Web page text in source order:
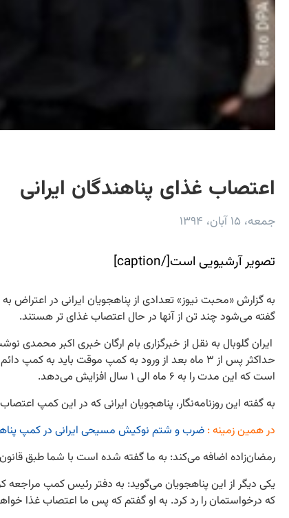
اعتصاب غذای پناهندگان ایرانی
جمعه، ۱۵ آبان، ۱۳۹۴
تصویر آرشیویی است[/caption]
به گزارش «محبت نیوز» تعدادی از پناهجویان ایرانی در
گفته می‌شود چند تن از آنها در حال اعتصاب غذای تر هستند.
ایران گلوبال به نقل از خبرگزاری بام ارگان خبری اکبر محمدی
حداکثر پس از ۳ ماه بعد از ورود به کمپ موقت
است که این مدت را به ۶ ماه الی ۱ سال افزایش می‌دهد.
به گفته این روزنامه‌نگار، پناهجویان ایرانی که در این کمپ
در همین زمینه : ضرب و شتم نوکیش مسیحی ایرانی در کمپ
رمضان‌زاده اضافه می‌کند: به ما گفته شده است با شما طبق قانون
یکی دیگر از این پناهجویان می‌گوید: به دفتر رئیس کمپ مراجعه
که درخواستمان را رد کرد. به او گفتم که پس ما اعتصاب غذا